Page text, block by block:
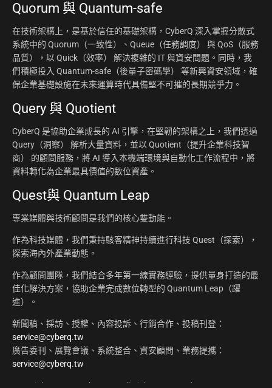
Quorum 與 Quantum-safe
在技術架構上，是基於信任的基礎架構，CyberQ 深入掌握分散式
系統中的 Quorum（一致性）、Queue（任務調度） 與 QoS（服務
品質），以 Quick（效率） 解決複雜的 IT 與資安問題。同時，我
們積極投入 Quantum-safe（後量子密碼學） 等新興資安領域，確
保企業基礎設施在未來運算時代具備堅不可摧的長期競爭力。
Query 與 Quotient
CyberQ 是協助企業成長的 AI 引擎，在堅韌的架構之上，我們透過
Query（洞察） 解析大量資料，並以 Quotient（提升企業科技智
商） 的顧問服務，將 AI 導入本機端環境與自動化工作流程中，將
資料轉化為企業最具價值的數位資產。
Quest與 Quantum Leap
專業媒體與技術顧問是我們的核心雙動能。
作為科技媒體，我們秉持駭客精神持續進行科技 Quest（探索），
探索海內外產業動態。
作為顧問團隊，我們結合多年第一線實務經驗，提供量身打造的最
佳化解決方案，協助企業完成數位轉型的 Quantum Leap（躍
進）。
新聞稿、採訪、授權、內容投訴、行銷合作、投稿刊登：
service@cyberq.tw
廣告委刊、展覽會議、系統整合、資安顧問、業務提攜：
service@cyberq.tw
Copyright ©2026 CyberQ.tw All Rights Reserved.